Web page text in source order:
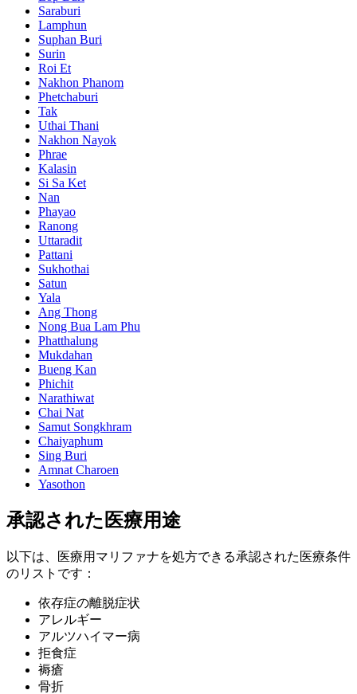
Saraburi
Lamphun
Suphan Buri
Surin
Roi Et
Nakhon Phanom
Phetchaburi
Tak
Uthai Thani
Nakhon Nayok
Phrae
Kalasin
Si Sa Ket
Nan
Phayao
Ranong
Uttaradit
Pattani
Sukhothai
Satun
Yala
Ang Thong
Nong Bua Lam Phu
Phatthalung
Mukdahan
Bueng Kan
Phichit
Narathiwat
Chai Nat
Samut Songkhram
Chaiyaphum
Sing Buri
Amnat Charoen
Yasothon
承認された医療用途
以下は、医療用マリファナを処方できる承認された医療条件
のリストです：
依存症の離脱症状
アレルギー
アルツハイマー病
拒食症
褥瘡
骨折